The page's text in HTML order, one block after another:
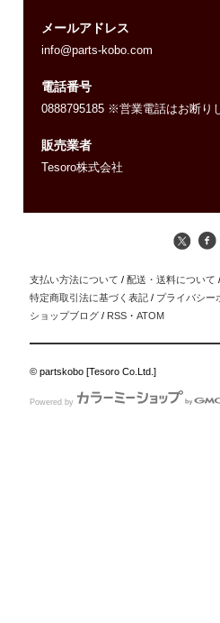
メールアドレス
info@parts-kobo.com
電話番号
0888795185 ※営業電話はお断り
販売業者
Tesoro株式会社
支払い方法について / 配送・送料について /
特定商取引法に基づく表記 / プライバシー
ショップブログ / RSS ・ATOM
© partskobo [Tesoro Co.Ltd.]
Powered by